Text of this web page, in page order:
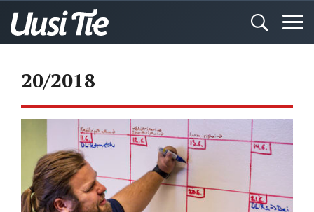
20/2018